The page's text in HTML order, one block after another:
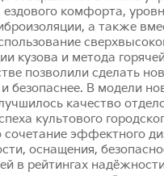
комфорта,
а также
кузова и метода
позволили сделать
безопаснее. В модели
качество
культового
сочетание эффектного
оснащения,
в рейтингах